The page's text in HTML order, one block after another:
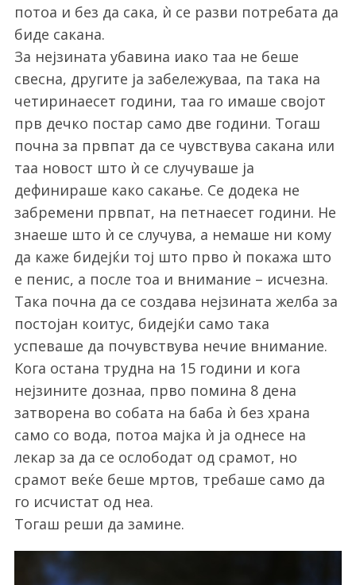
потоа и без да сака, ѝ се разви потребата да
биде сакана.
За нејзината убавина иако таа не беше
свесна, другите ја забележуваа, па така на
четиринаесет години, таа го имаше својот
прв дечко постар само две години. Тогаш
почна за првпат да се чувствува сакана или
таа новост што ѝ се случуваше ја
дефинираше како сакање. Се додека не
забремени првпат, на петнаесет години. Не
знаеше што ѝ се случува, а немаше ни кому
да каже бидејќи тој што прво ѝ покажа што
е пенис, а после тоа и внимание – исчезна.
Така почна да се создава нејзината желба за
постојан коитус, бидејќи само така
успеваше да почувствува нечие внимание.
Кога остана трудна на 15 години и кога
нејзините дознаа, прво помина 8 дена
затворена во собата на баба ѝ без храна
само со вода, потоа мајка ѝ ја однесе на
лекар за да се ослободат од срамот, но
срамот веќе беше мртов, требаше само да
го исчистат од неа.
Тогаш реши да замине.